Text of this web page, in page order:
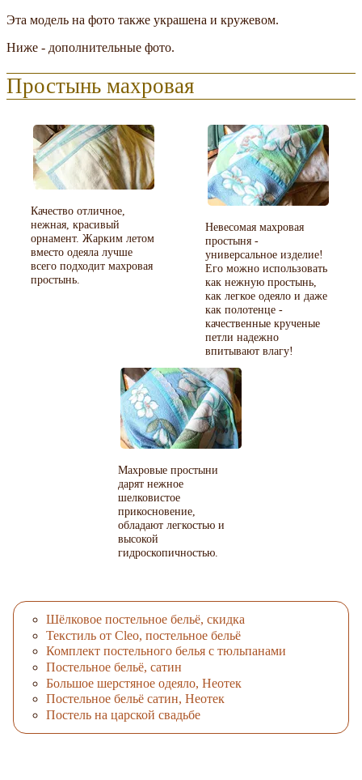
Эта модель на фото также украшена и кружевом.
Ниже - дополнительные фото.
Простынь махровая
Качество отличное,
нежная, красивый
орнамент. Жарким летом
вместо одеяла лучше
всего подходит махровая
простынь.
Невесомая махровая
простыня -
универсальное изделие!
Его можно использовать
как нежную простынь,
как легкое одеяло и даже
как полотенце -
качественные крученые
петли надежно
впитывают влагу!
Махровые простыни
дарят нежное
шелковистое
прикосновение,
обладают легкостью и
высокой
гидроскопичностью.
Шёлковое постельное бельё, скидка
Текстиль от Cleo, постельное бельё
Комплект постельного белья с тюльпанами
Постельное бельё, сатин
Большое шерстяное одеяло, Неотек
Постельное бельё сатин, Неотек
Постель на царской свадьбе